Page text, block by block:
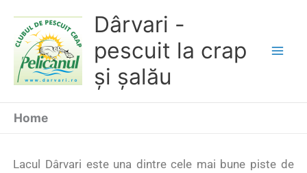
content
Dârvari -
pescuit la crap
și șalău
Home
Lacul Dârvari este una dintre cele mai bune piste de